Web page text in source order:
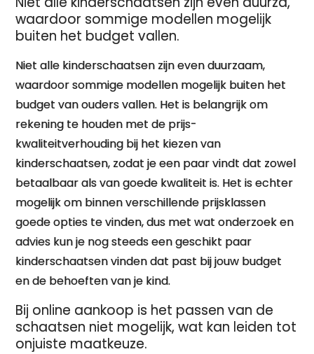
waardoor sommige modellen mogelijk
buiten het budget vallen.
Niet alle kinderschaatsen zijn even duurzaam,
waardoor sommige modellen mogelijk buiten het
budget van ouders vallen. Het is belangrijk om
rekening te houden met de prijs-
kwaliteitverhouding bij het kiezen van
kinderschaatsen, zodat je een paar vindt dat zowel
betaalbaar als van goede kwaliteit is. Het is echter
mogelijk om binnen verschillende prijsklassen
goede opties te vinden, dus met wat onderzoek en
advies kun je nog steeds een geschikt paar
kinderschaatsen vinden dat past bij jouw budget
en de behoeften van je kind.
Bij online aankoop is het passen van de
schaatsen niet mogelijk, wat kan leiden tot
onjuiste maatkeuze.